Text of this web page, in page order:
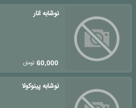
نوشابه انار
60,000 تومان
نوشابه پینوکولا